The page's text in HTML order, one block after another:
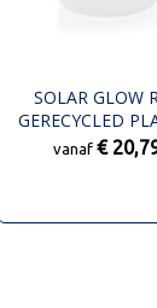
SOLAR GLOW
GERECYCLED
USB-
BUITENLAMP
vanaf€